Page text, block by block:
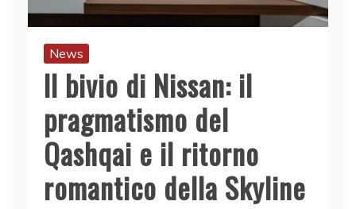
News
Il bivio di Nissan: il
pragmatismo del
Qashqai e il ritorno
romantico della Skyline